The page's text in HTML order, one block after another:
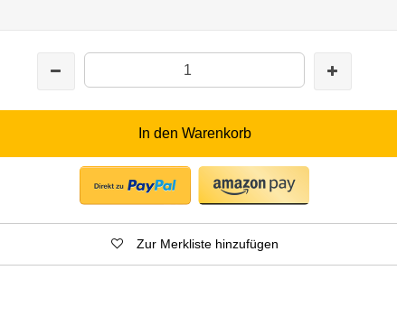
In den Warenkorb
Zur Merkliste hinzufügen